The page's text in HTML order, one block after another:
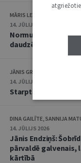
MĀRIS LEJA
14. JŪLIJS 2026
Normu konkurences
daudzējādības
JĀNIS GRASIS
14. JŪLIJS 2026
Starptautiskās
DINA GAILĪTE, SANNIJA
14. JŪLIJS 2026
Jānis Endziņš:
pārvaldē galvenais,
kārtībā